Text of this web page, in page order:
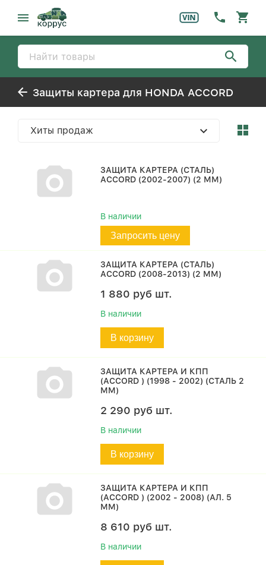
Защиты картера для HONDA ACCORD
Хиты продаж
ЗАЩИТА КАРТЕРА (СТАЛЬ)
ACCORD (2002-2007) (2 ММ)
В наличии
Запросить цену
ЗАЩИТА КАРТЕРА (СТАЛЬ)
ACCORD (2008-2013) (2 ММ)
1 880 руб шт.
В наличии
В корзину
ЗАЩИТА КАРТЕРА И КПП
(ACCORD ) (1998 - 2002) (СТАЛЬ 2
ММ)
2 290 руб шт.
В наличии
В корзину
ЗАЩИТА КАРТЕРА И КПП
(ACCORD ) (2002 - 2008) (АЛ. 5
ММ)
8 610 руб шт.
В наличии